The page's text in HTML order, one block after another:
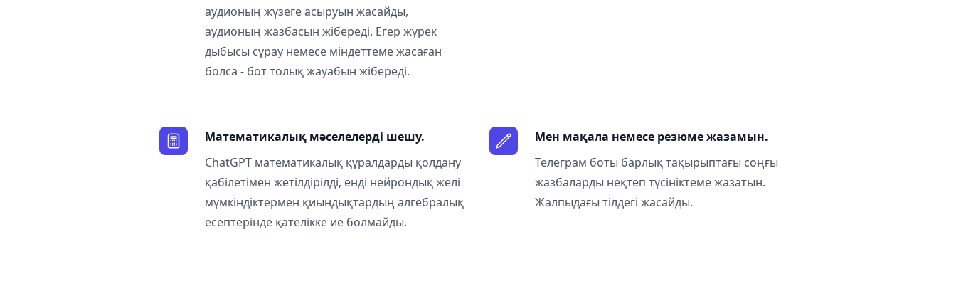
аудионың жүзеге асыруын жасайды,
аудионың жазбасын жібереді. Егер жүрек
дыбысы сұрау немесе міндеттеме жасаған
болса - бот толық жауабын жібереді.
Математикалық мәселелерді шешу.
ChatGPT математикалық құралдарды қолдану
қабілетімен жетілдірілді, енді нейрондық желі
мүмкіндіктермен қиындықтардың алгебралық
есептерінде қателікке ие болмайды.
Мен мақала немесе резюме жазамын.
Телеграм боты барлық тақырыптағы соңғы
жазбаларды неқтеп түсініктеме жазатын.
Жалпыдағы тілдегі жасайды.